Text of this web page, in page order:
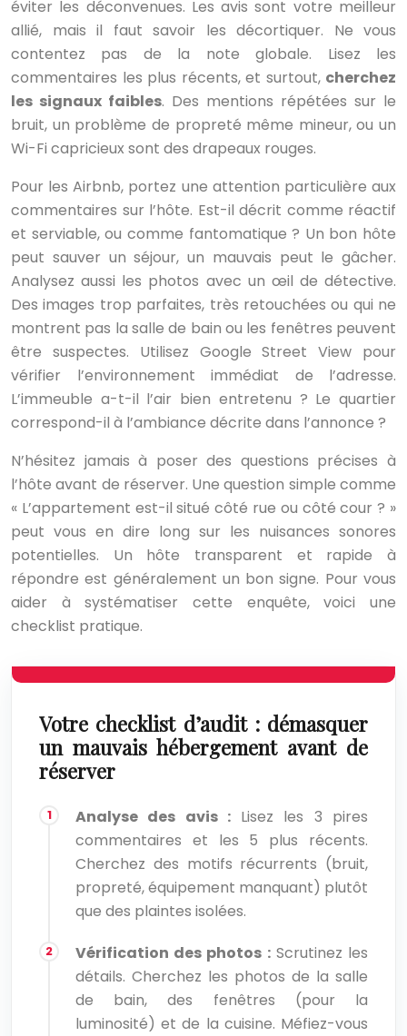
éviter les déconvenues. Les avis sont votre meilleur
allié, mais il faut savoir les décortiquer. Ne vous
contentez pas de la note globale. Lisez les
commentaires les plus récents, et surtout, cherchez
les signaux faibles. Des mentions répétées sur le
bruit, un problème de propreté même mineur, ou un
Wi-Fi capricieux sont des drapeaux rouges.
Pour les Airbnb, portez une attention particulière aux
commentaires sur l’hôte. Est-il décrit comme réactif
et serviable, ou comme fantomatique ? Un bon hôte
peut sauver un séjour, un mauvais peut le gâcher.
Analysez aussi les photos avec un œil de détective.
Des images trop parfaites, très retouchées ou qui ne
montrent pas la salle de bain ou les fenêtres peuvent
être suspectes. Utilisez Google Street View pour
vérifier l’environnement immédiat de l’adresse.
L’immeuble a-t-il l’air bien entretenu ? Le quartier
correspond-il à l’ambiance décrite dans l’annonce ?
N’hésitez jamais à poser des questions précises à
l’hôte avant de réserver. Une question simple comme
« L’appartement est-il situé côté rue ou côté cour ? »
peut vous en dire long sur les nuisances sonores
potentielles. Un hôte transparent et rapide à
répondre est généralement un bon signe. Pour vous
aider à systématiser cette enquête, voici une
checklist pratique.
Votre checklist d’audit : démasquer
un mauvais hébergement avant de
réserver
Analyse des avis :Lisez les 3 pires
commentaires et les 5 plus récents.
Cherchez des motifs récurrents (bruit,
propreté, équipement manquant) plutôt
que des plaintes isolées.
Vérification des photos :Scrutinez les
détails. Cherchez les photos de la salle
de bain, des fenêtres (pour la
luminosité) et de la cuisine. Méfiez-vous